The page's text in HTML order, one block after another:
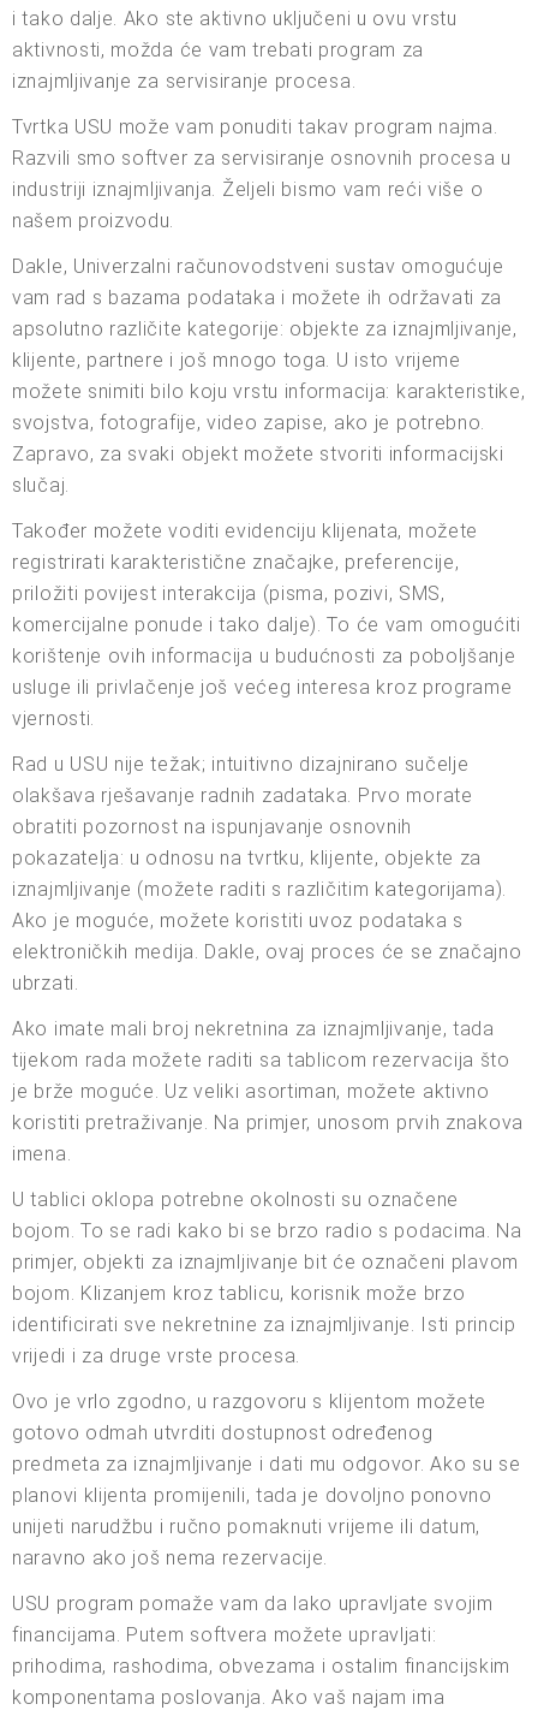
i tako dalje. Ako ste aktivno uključeni u ovu vrstu
aktivnosti, možda će vam trebati program za
iznajmljivanje za servisiranje procesa.
Tvrtka USU može vam ponuditi takav program najma.
Razvili smo softver za servisiranje osnovnih procesa u
industriji iznajmljivanja. Željeli bismo vam reći više o
našem proizvodu.
Dakle, Univerzalni računovodstveni sustav omogućuje
vam rad s bazama podataka i možete ih održavati za
apsolutno različite kategorije: objekte za iznajmljivanje,
klijente, partnere i još mnogo toga. U isto vrijeme
možete snimiti bilo koju vrstu informacija: karakteristike,
svojstva, fotografije, video zapise, ako je potrebno.
Zapravo, za svaki objekt možete stvoriti informacijski
slučaj.
Također možete voditi evidenciju klijenata, možete
registrirati karakteristične značajke, preferencije,
priložiti povijest interakcija (pisma, pozivi, SMS,
komercijalne ponude i tako dalje). To će vam omogućiti
korištenje ovih informacija u budućnosti za poboljšanje
usluge ili privlačenje još većeg interesa kroz programe
vjernosti.
Rad u USU nije težak; intuitivno dizajnirano sučelje
olakšava rješavanje radnih zadataka. Prvo morate
obratiti pozornost na ispunjavanje osnovnih
pokazatelja: u odnosu na tvrtku, klijente, objekte za
iznajmljivanje (možete raditi s različitim kategorijama).
Ako je moguće, možete koristiti uvoz podataka s
elektroničkih medija. Dakle, ovaj proces će se značajno
ubrzati.
Ako imate mali broj nekretnina za iznajmljivanje, tada
tijekom rada možete raditi sa tablicom rezervacija što
je brže moguće. Uz veliki asortiman, možete aktivno
koristiti pretraživanje. Na primjer, unosom prvih znakova
imena.
U tablici oklopa potrebne okolnosti su označene
bojom. To se radi kako bi se brzo radio s podacima. Na
primjer, objekti za iznajmljivanje bit će označeni plavom
bojom. Klizanjem kroz tablicu, korisnik može brzo
identificirati sve nekretnine za iznajmljivanje. Isti princip
vrijedi i za druge vrste procesa.
Ovo je vrlo zgodno, u razgovoru s klijentom možete
gotovo odmah utvrditi dostupnost određenog
predmeta za iznajmljivanje i dati mu odgovor. Ako su se
planovi klijenta promijenili, tada je dovoljno ponovno
unijeti narudžbu i ručno pomaknuti vrijeme ili datum,
naravno ako još nema rezervacije.
USU program pomaže vam da lako upravljate svojim
financijama. Putem softvera možete upravljati:
prihodima, rashodima, obvezama i ostalim financijskim
komponentama poslovanja. Ako vaš najam ima